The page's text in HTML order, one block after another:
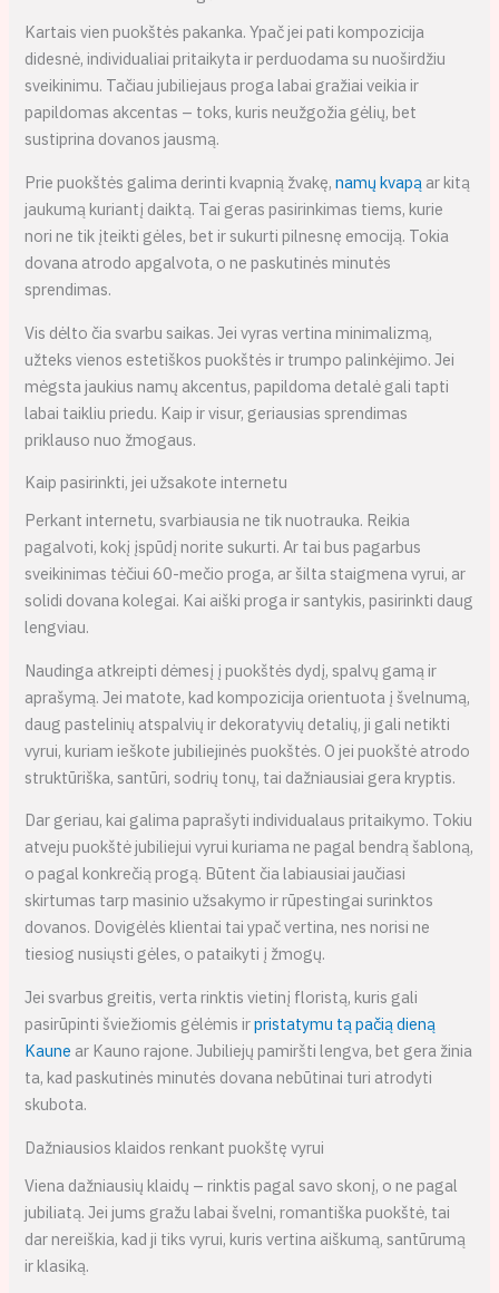
Kartais vien puokštės pakanka. Ypač jei pati kompozicija
didesnė, individualiai pritaikyta ir perduodama su nuoširdžiu
sveikinimu. Tačiau jubiliejaus proga labai gražiai veikia ir
papildomas akcentas – toks, kuris neužgožia gėlių, bet
sustiprina dovanos jausmą.
Prie puokštės galima derinti kvapnią žvakę,namų kvapą ar kitą
jaukumą kuriantį daiktą. Tai geras pasirinkimas tiems, kurie
nori ne tik įteikti gėles, bet ir sukurti pilnesnę emociją. Tokia
dovana atrodo apgalvota, o ne paskutinės minutės
sprendimas.
Vis dėlto čia svarbu saikas. Jei vyras vertina minimalizmą,
užteks vienos estetiškos puokštės ir trumpo palinkėjimo. Jei
mėgsta jaukius namų akcentus, papildoma detalė gali tapti
labai taikliu priedu. Kaip ir visur, geriausias sprendimas
priklauso nuo žmogaus.
Kaip pasirinkti, jei užsakote internetu
Perkant internetu, svarbiausia ne tik nuotrauka. Reikia
pagalvoti, kokį įspūdį norite sukurti. Ar tai bus pagarbus
sveikinimas tėčiui 60-mečio proga, ar šilta staigmena vyrui, ar
solidi dovana kolegai. Kai aiški proga ir santykis, pasirinkti daug
lengviau.
Naudinga atkreipti dėmesį į puokštės dydį, spalvų gamą ir
aprašymą. Jei matote, kad kompozicija orientuota į švelnumą,
daug pastelinių atspalvių ir dekoratyvių detalių, ji gali netikti
vyrui, kuriam ieškote jubiliejinės puokštės. O jei puokštė atrodo
struktūriška, santūri, sodrių tonų, tai dažniausiai gera kryptis.
Dar geriau, kai galima paprašyti individualaus pritaikymo. Tokiu
atveju puokštė jubiliejui vyrui kuriama ne pagal bendrą šabloną,
o pagal konkrečią progą. Būtent čia labiausiai jaučiasi
skirtumas tarp masinio užsakymo ir rūpestingai surinktos
dovanos. Dovigėlės klientai tai ypač vertina, nes norisi ne
tiesiog nusiųsti gėles, o pataikyti į žmogų.
Jei svarbus greitis, verta rinktis vietinį floristą, kuris gali
pasirūpinti šviežiomis gėlėmis irpristatymu tą pačią dieną
Kaune ar Kauno rajone. Jubiliejų pamiršti lengva, bet gera žinia
ta, kad paskutinės minutės dovana nebūtinai turi atrodyti
skubota.
Dažniausios klaidos renkant puokštę vyrui
Viena dažniausių klaidų – rinktis pagal savo skonį, o ne pagal
jubiliatą. Jei jums gražu labai švelni, romantiška puokštė, tai
dar nereiškia, kad ji tiks vyrui, kuris vertina aiškumą, santūrumą
ir klasiką.